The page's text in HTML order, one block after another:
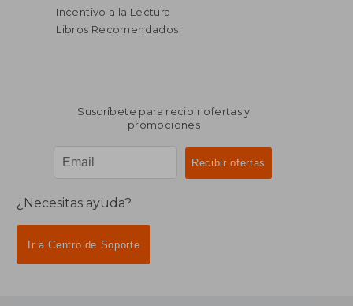
Incentivo a la Lectura
Libros Recomendados
Suscríbete para recibir ofertas y
promociones
¿Necesitas ayuda?
Ir a Centro de Soporte